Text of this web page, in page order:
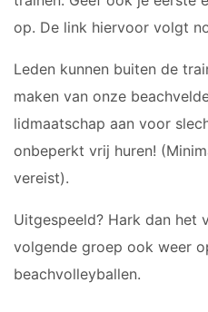
Dames
Heren
Heren
op. De link hiervoor volgt
Leden kunnen buiten de
maken van onze
lidmaatschap aan voor
onbeperkt vrij huren!
vereist).
Uitgespeeld? Hark dan het
volgende groep ook weer
beachvolleyballen.